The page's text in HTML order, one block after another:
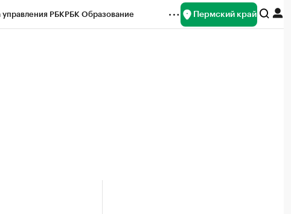
РБКРБК Образование Пермский край